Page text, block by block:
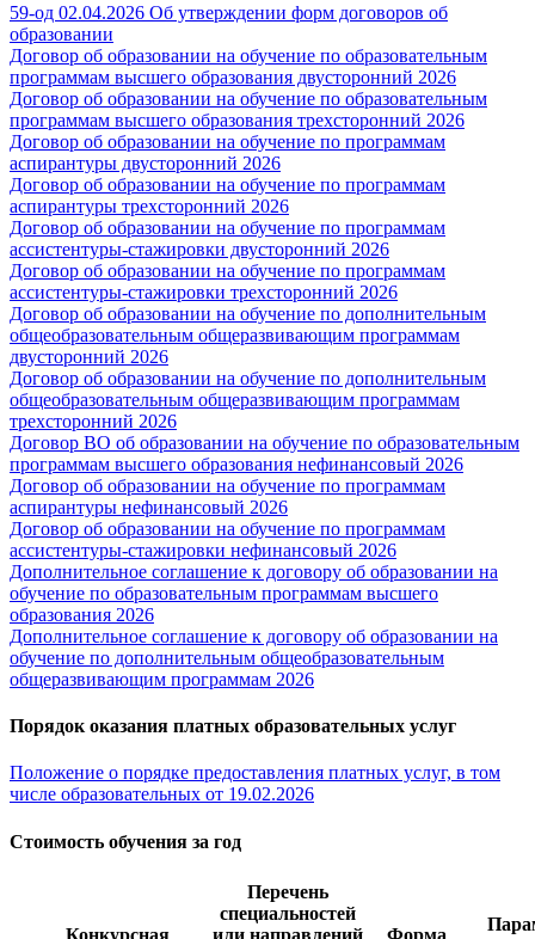
59-од 02.04.2026 Об утверждении форм договоров об
образовании
Договор об образовании на обучение по образовательным
программам высшего образования двусторонний 2026
Договор об образовании на обучение по образовательным
программам высшего образования трехсторонний 2026
Договор об образовании на обучение по программам
аспирантуры двусторонний 2026
Договор об образовании на обучение по программам
аспирантуры трехсторонний 2026
Договор об образовании на обучение по программам
ассистентуры-стажировки двусторонний 2026
Договор об образовании на обучение по программам
ассистентуры-стажировки трехсторонний 2026
Договор об образовании на обучение по дополнительным
общеобразовательным общеразвивающим программам
двусторонний 2026
Договор об образовании на обучение по дополнительным
общеобразовательным общеразвивающим программам
трехсторонний 2026
Договор ВО об образовании на обучение по образовательным
программам высшего образования нефинансовый 2026
Договор об образовании на обучение по программам
аспирантуры нефинансовый 2026
Договор об образовании на обучение по программам
ассистентуры-стажировки нефинансовый 2026
Дополнительное соглашение к договору об образовании на
обучение по образовательным программам высшего
образования 2026
Дополнительное соглашение к договору об образовании на
обучение по дополнительным общеобразовательным
общеразвивающим программам 2026
Порядок оказания платных образовательных услуг
Положение о порядке предоставления платных услуг, в том
числе образовательных от 19.02.2026
Стоимость обучения за год
Конкурсная
Перечень
специальностей
или направлений
Форма